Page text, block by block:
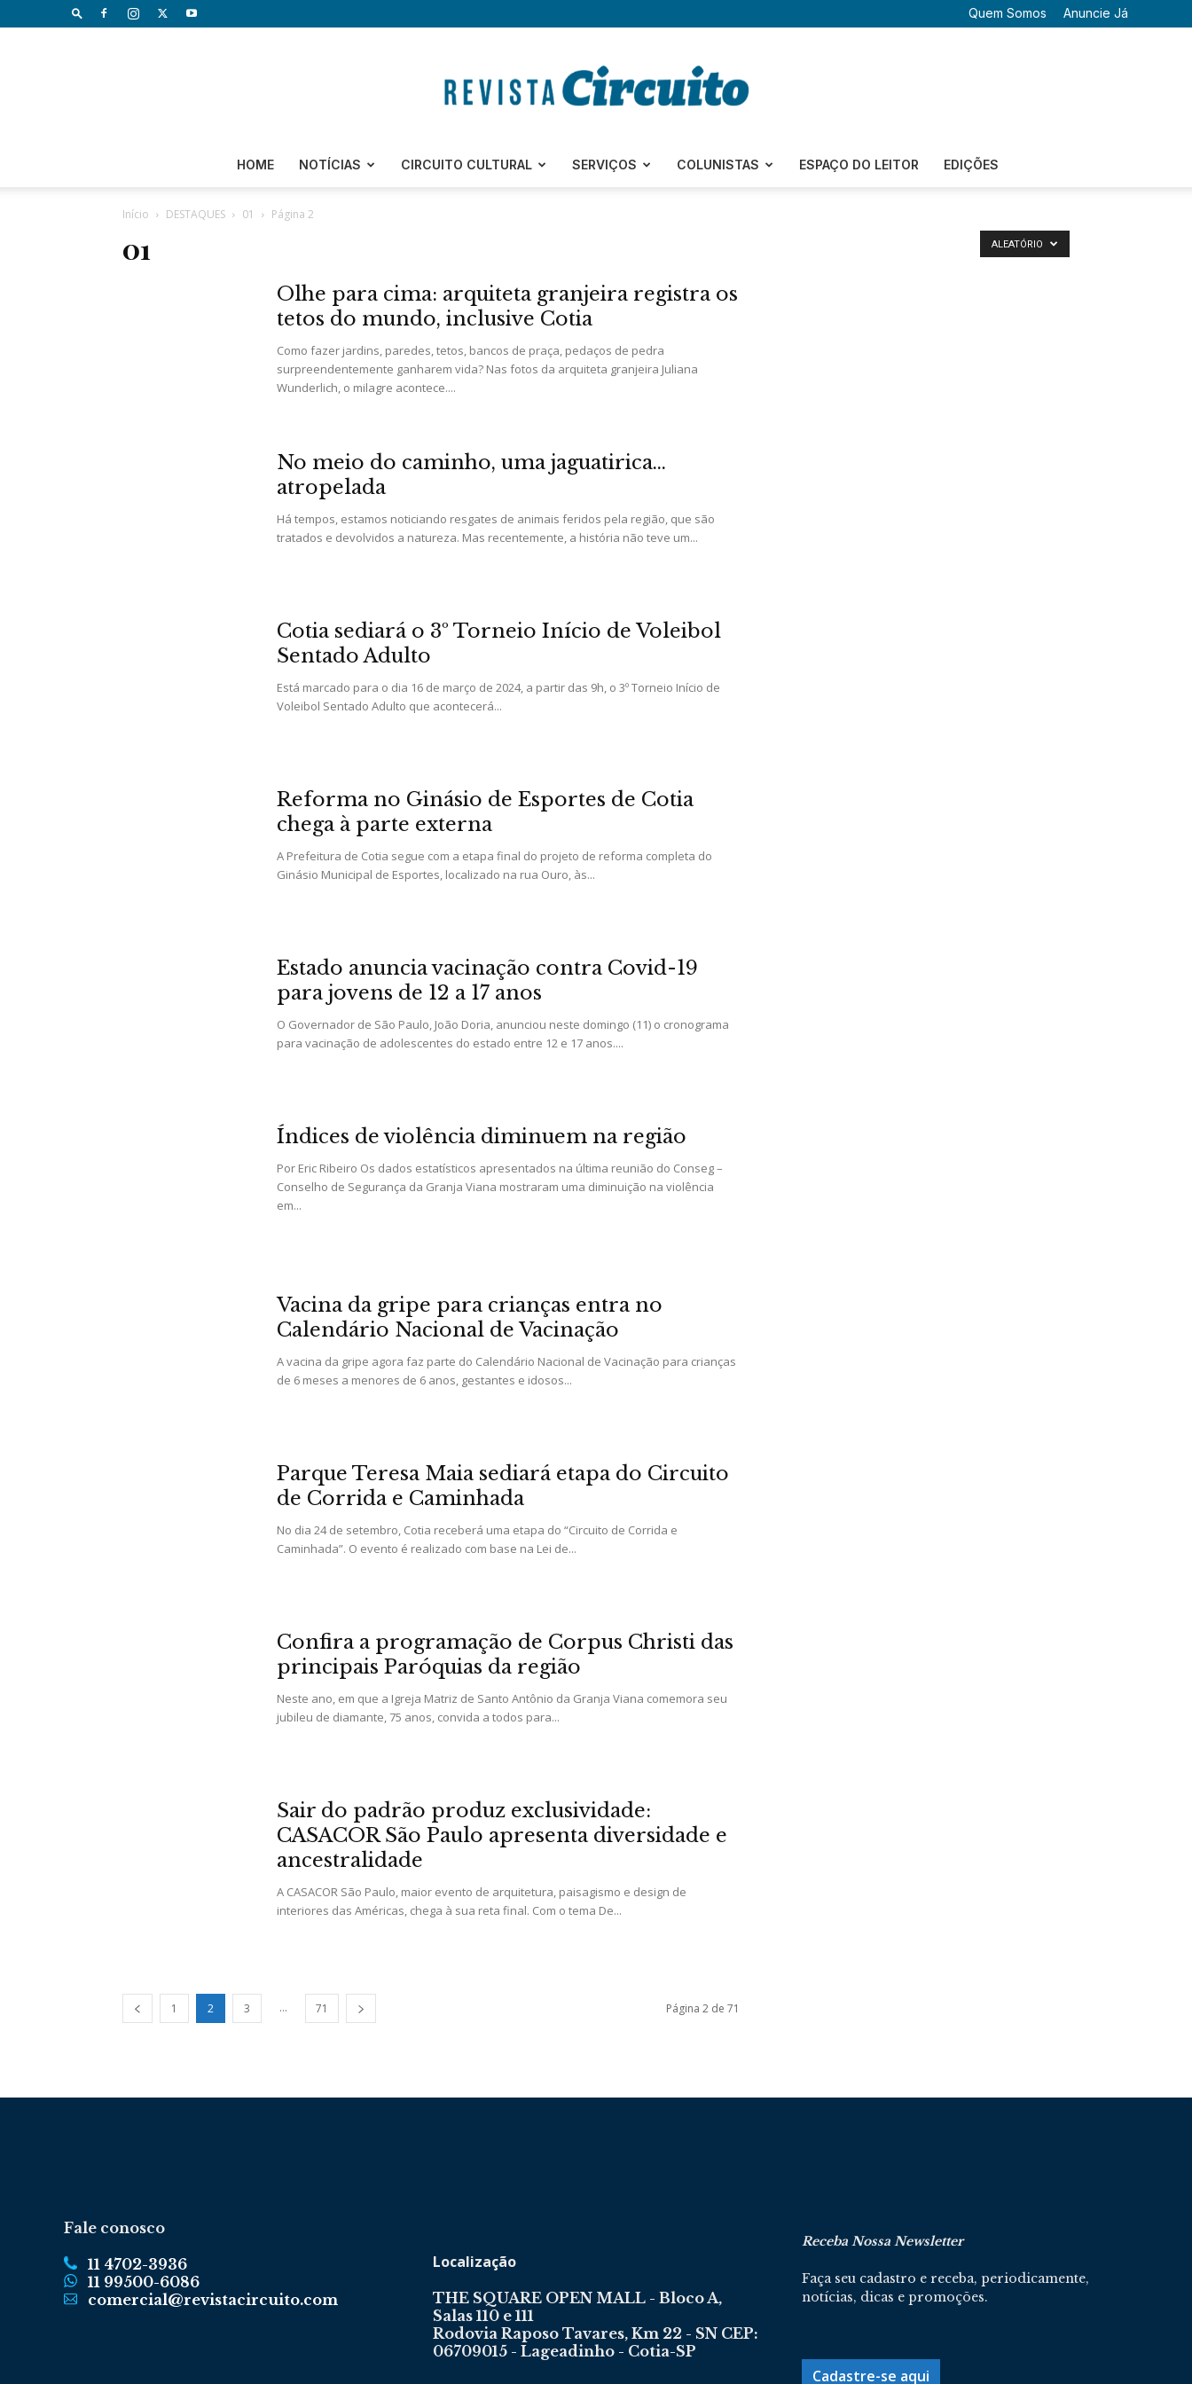
Quem Somos Anuncie Já
Revista
de
da
Granja
Região
HOME NOTÍCIAS CIRCUITO CULTURAL SERVIÇOS COLUNISTAS ESPAÇO DO LEITOR EDIÇÕES
Início DESTAQUES 01 Página 2
01 ALEATÓRIO
Olhe para cima: arquiteta granjeira registra os
tetos do mundo, inclusive Cotia
Como fazer jardins, paredes, tetos, bancos de praça, pedaços de pedra
surpreendentemente ganharem vida? Nas fotos da arquiteta granjeira Juliana
Wunderlich, o milagre acontece....
No meio do caminho, uma jaguatirica…
atropelada
Há tempos, estamos noticiando resgates de animais feridos pela região, que são
tratados e devolvidos a natureza. Mas recentemente, a história não teve um...
Cotia sediará o 3º Torneio Início de Voleibol
Sentado Adulto
Está marcado para o dia 16 de março de 2024, a partir das 9h, o 3º Torneio Início de
Voleibol Sentado Adulto que acontecerá...
Reforma no Ginásio de Esportes de Cotia
chega à parte externa
A Prefeitura de Cotia segue com a etapa final do projeto de reforma completa do
Ginásio Municipal de Esportes, localizado na rua Ouro, às...
Estado anuncia vacinação contra Covid-19
para jovens de 12 a 17 anos
O Governador de São Paulo, João Doria, anunciou neste domingo (11) o cronograma
para vacinação de adolescentes do estado entre 12 e 17 anos....
Índices de violência diminuem na região
Por Eric Ribeiro Os dados estatísticos apresentados na última reunião do Conseg –
Conselho de Segurança da Granja Viana mostraram uma diminuição na violência
em...
Vacina da gripe para crianças entra no
Calendário Nacional de Vacinação
A vacina da gripe agora faz parte do Calendário Nacional de Vacinação para crianças
de 6 meses a menores de 6 anos, gestantes e idosos...
Parque Teresa Maia sediará etapa do Circuito
de Corrida e Caminhada
No dia 24 de setembro, Cotia receberá uma etapa do “Circuito de Corrida e
Caminhada”. O evento é realizado com base na Lei de...
Confira a programação de Corpus Christi das
principais Paróquias da região
Neste ano, em que a Igreja Matriz de Santo Antônio da Granja Viana comemora seu
jubileu de diamante, 75 anos, convida a todos para...
Sair do padrão produz exclusividade:
CASACOR São Paulo apresenta diversidade e
ancestralidade
A CASACOR São Paulo, maior evento de arquitetura, paisagismo e design de
interiores das Américas, chega à sua reta final. Com o tema De...
1 2 3 ... 71 Página 2 de 71
Fale conosco
11 4702-3936
11 99500-6086
comercial@revistacircuito.com
Localização
THE SQUARE OPEN MALL - Bloco A,
Salas 110 e 111
Rodovia Raposo Tavares, Km 22 - SN CEP:
06709015 - Lageadinho - Cotia-SP
Receba Nossa Newsletter
Faça seu cadastro e receba, periodicamente,
notícias, dicas e promoções.
Cadastre-se aqui